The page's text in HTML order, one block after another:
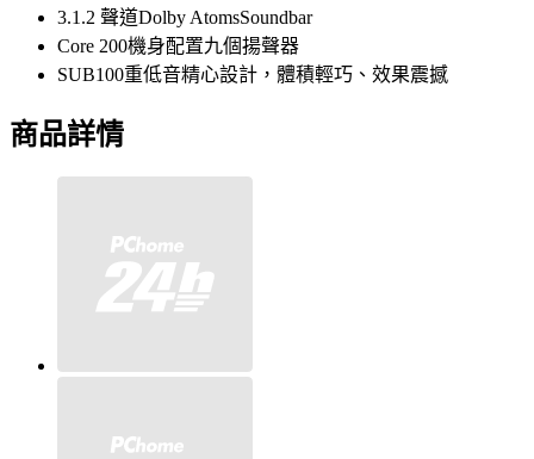
3.1.2 聲道Dolby AtomsSoundbar
Core 200機身配置九個揚聲器
SUB100重低音精心設計，體積輕巧、效果震撼
商品詳情